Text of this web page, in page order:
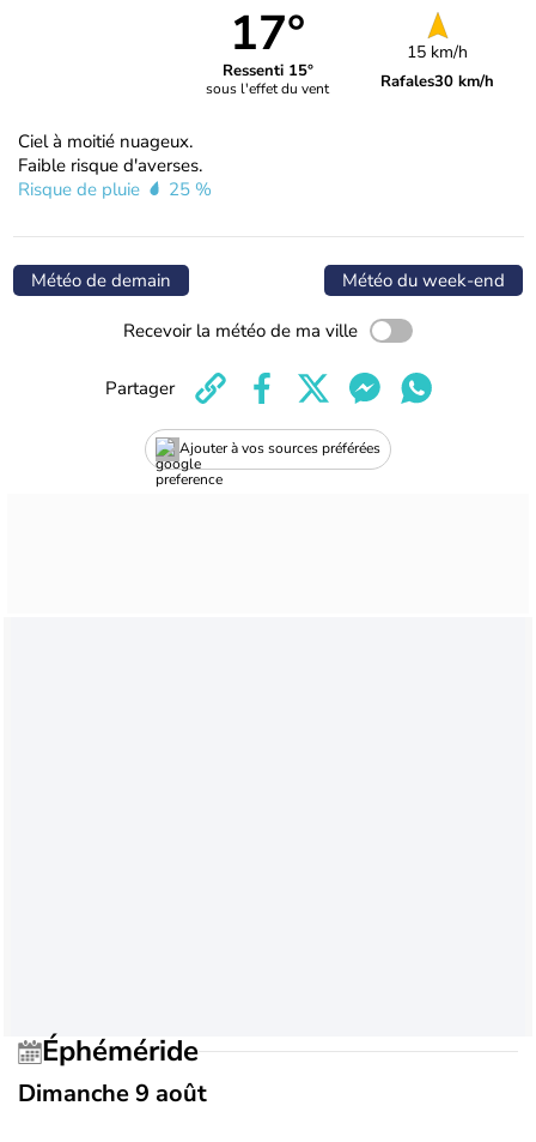
17°
Ressenti 15°
sous l'effet du vent
15 km/h
Rafales30 km/h
Ciel à moitié nuageux.
Faible risque d'averses.
Risque de pluie
25 %
Météo de demain Météo du week-end
Recevoir la météo de ma ville
Ajouter à vos sources préférées
Partager
Éphéméride
Dimanche 9 août